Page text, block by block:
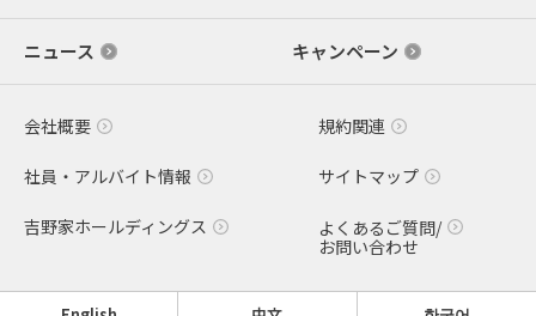
ニュース キャンペーン
会社概要 規約関連
社員・アルバイト情報 サイトマップ
吉野家ホールディングス
よくあるご質問/
お問い合わせ